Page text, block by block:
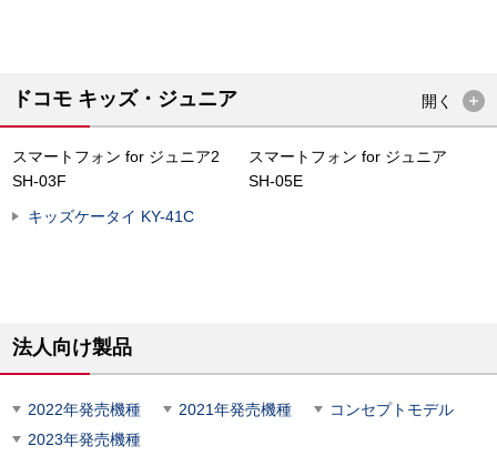
ドコモ キッズ・ジュニア 開く
スマートフォン for ジュニア2
SH-03F
スマートフォン for ジュニア
SH-05E
キッズケータイ KY-41C
法人向け製品
2022年発売機種 2021年発売機種
コンセプトモデル
2023年発売機種